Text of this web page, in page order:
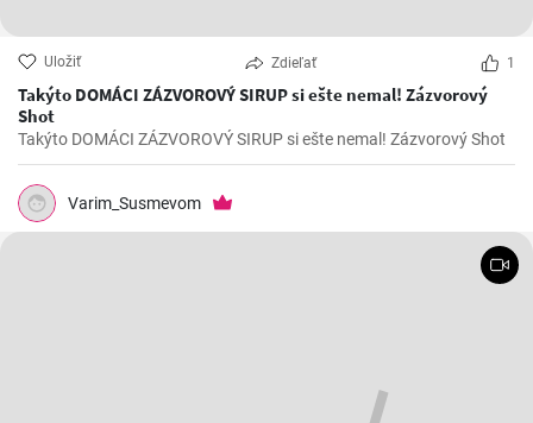
Uložiť Zdieľať 1
Takýto DOMÁCI ZÁZVOROVÝ SIRUP si ešte nemal! Zázvorový
Shot
Takýto DOMÁCI ZÁZVOROVÝ SIRUP si ešte nemal! Zázvorový Shot
Varim_Susmevom